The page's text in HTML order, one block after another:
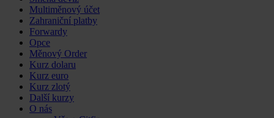
content
Multiměnový účet
Zahraniční platby
Forwardy
Opce
Měnový Order
Kurz dolaru
Kurz euro
Kurz zlotý
Další kurzy
O nás